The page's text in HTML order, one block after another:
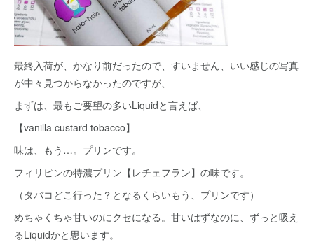
最終入荷が、かなり前だったので、すいません、いい感じの写真
が中々見つからなかったのですが、
まずは、最もご要望の多いLiquidと言えば、
【vanilla custard tobacco】
味は、もう…。プリンです。
フィリピンの特濃プリン【レチェフラン】の味です。
（タバコどこ行った？となるくらいもう、プリンです）
めちゃくちゃ甘いのにクセになる。甘いはずなのに、ずっと吸え
るLiquidかと思います。